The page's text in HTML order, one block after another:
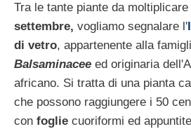
Tra le tante piante da moltiplicare
settembre, vogliamo segnalare l'
di vetro, appartenente alla
Balsaminacee ed originaria
africano. Si tratta di una pianta
che possono raggiungere i 50
con foglie cuoriformi ed